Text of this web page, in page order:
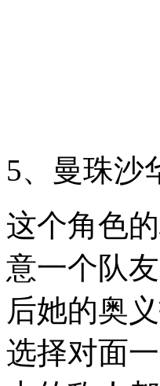
5、曼珠沙
这个角色
意一个队
后她的奥
选择对面